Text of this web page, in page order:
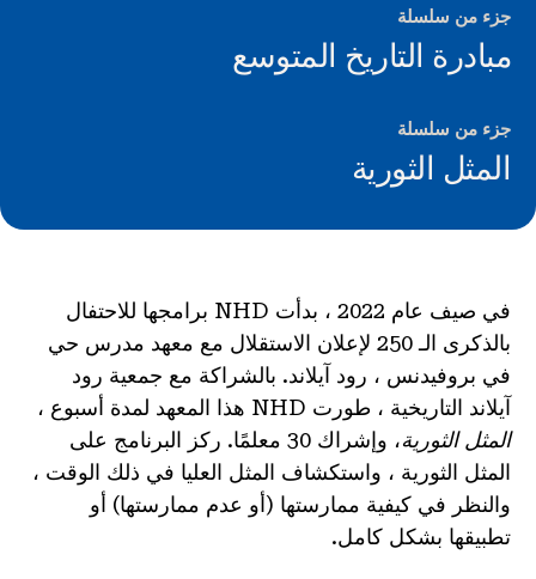
جزء من سلسلة
مبادرة التاريخ المتوسع
جزء من سلسلة
المثل الثورية
في صيف عام 2022 ، بدأت NHD برامجها للاحتفال
بالذكرى الـ 250 لإعلان الاستقلال مع معهد مدرس حي
في بروفيدنس ، رود آيلاند. بالشراكة مع جمعية رود
آيلاند التاريخية ، طورت NHD هذا المعهد لمدة أسبوع ،
المثل الثورية
، وإشراك 30 معلمًا. ركز البرنامج على
المثل الثورية ، واستكشاف المثل العليا في ذلك الوقت ،
والنظر في كيفية ممارستها (أو عدم ممارستها) أو
تطبيقها بشكل كامل.